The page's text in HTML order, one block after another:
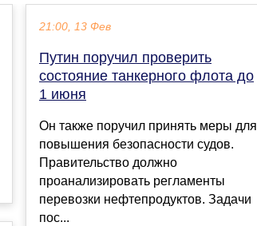
21:00, 13 Фев
Путин поручил проверить
состояние танкерного флота до
1 июня
Он также поручил принять меры для
повышения безопасности судов.
Правительство должно
проанализировать регламенты
перевозки нефтепродуктов. Задачи
пос...